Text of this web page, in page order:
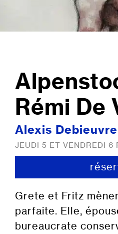
Rémi De
Alexis
JEUDI 5 ET VENDREDI 6
Grete et Fritz
parfaite. Elle,
bureaucrate